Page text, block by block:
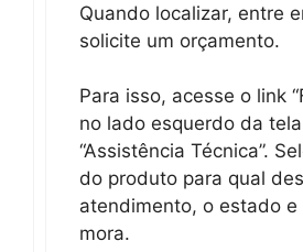
Quando localizar, entre
solicite um orçamento.
Para isso, acesse o link
no lado esquerdo da
“Assistência Técnica”.
do produto para qual
atendimento, o estado
mora.